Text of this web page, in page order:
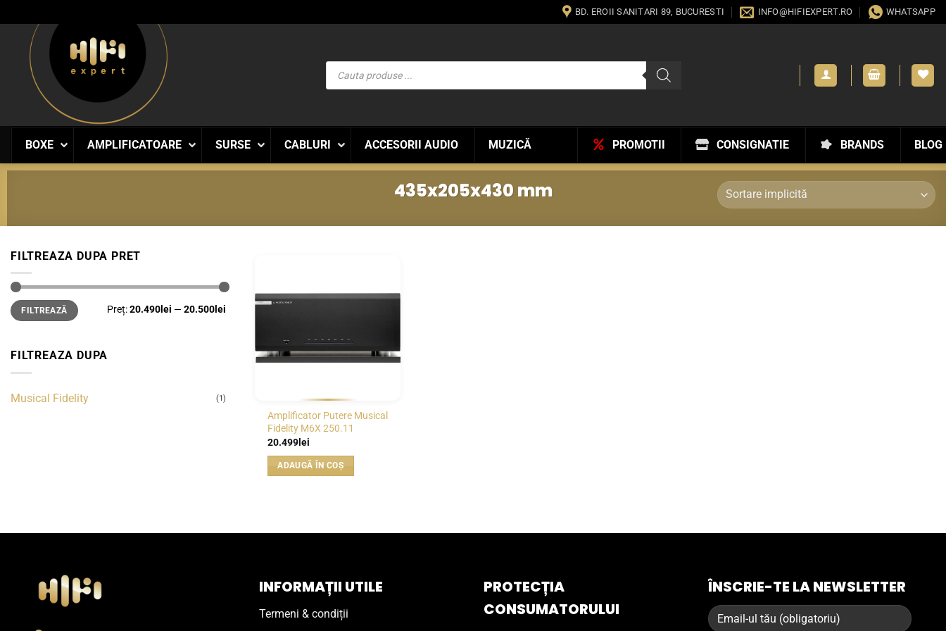
to
content
BD. EROII SANITARI 89, BUCURESTI INFO@HIFIEXPERT.RO WHATSAPP
Products
search
BOXE AMPLIFICATOARE SURSE CABLURI ACCESORII AUDIO MUZICĂ BLOG
BRANDS
CONSIGNATIE
PROMOTII
435x205x430 mm
FILTREAZA DUPA PRET
Preț
minim
Preț
maximFILTREAZĂ Preț:20.490lei —20.500lei
FILTREAZA DUPA
Musical Fidelity (1)
WISHLIST
Amplificator Putere Musical
Fidelity M6X 250.11
20.499lei
ADAUGĂ ÎN COȘ
INFORMAȚII UTILE
Termeni & condiții
PROTECȚIA
CONSUMATORULUI
ÎNSCRIE-TE LA NEWSLETTER